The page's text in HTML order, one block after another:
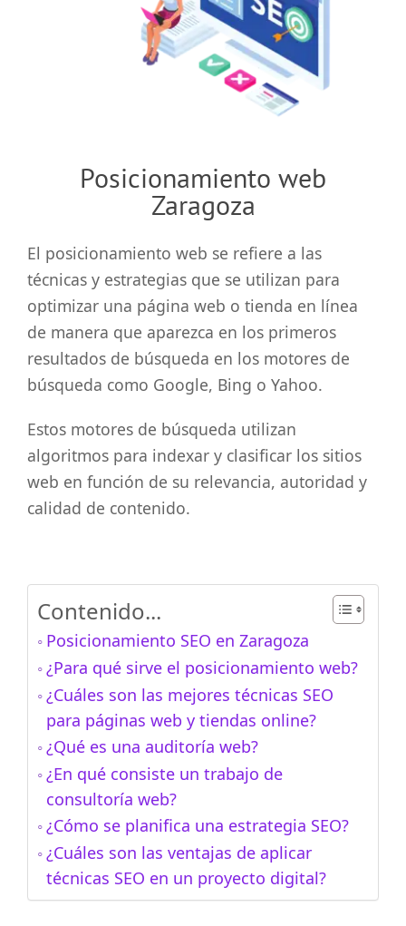
Posicionamiento web
Zaragoza
El posicionamiento web se refiere a las
técnicas y estrategias que se utilizan para
optimizar una página web o tienda en línea
de manera que aparezca en los primeros
resultados de búsqueda en los motores de
búsqueda como Google, Bing o Yahoo.
Estos motores de búsqueda utilizan
algoritmos para indexar y clasificar los sitios
web en función de su relevancia, autoridad y
calidad de contenido.
Contenido...
Posicionamiento SEO en Zaragoza
¿Para qué sirve el posicionamiento web?
¿Cuáles son las mejores técnicas SEO
para páginas web y tiendas online?
¿Qué es una auditoría web?
¿En qué consiste un trabajo de
consultoría web?
¿Cómo se planifica una estrategia SEO?
¿Cuáles son las ventajas de aplicar
técnicas SEO en un proyecto digital?